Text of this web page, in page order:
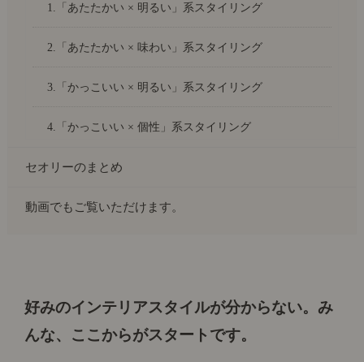
好みのインテリアスタイルが分からない。 み
んな、ここからがスタートです。
1.「あたたかい × 明るい」系スタイリング
2.「あたたかい × 味わい」系スタイリング
3.「かっこいい × 明るい」系スタイリング
4.「かっこいい × 個性」系スタイリング
セオリーのまとめ
動画でもご覧いただけます。